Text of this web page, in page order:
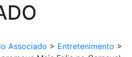
Associado > Entretenimento >